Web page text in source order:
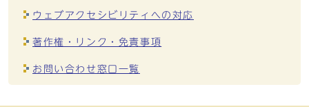
ウェブアクセシビリティへの対応
著作権・リンク・免責事項
お問い合わせ窓口一覧